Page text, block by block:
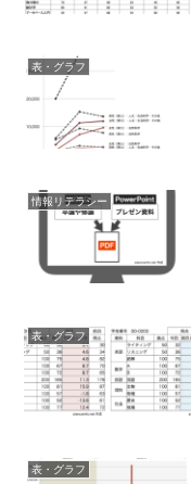
表・グラフ
情報リテラシー
表・グラフ
表・グラフ